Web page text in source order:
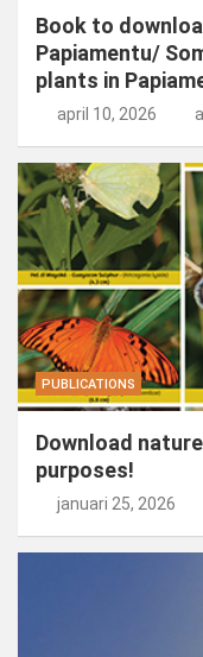
Book to
Papiamentu/
plants in
april 10, 2026
PUBLICATIONS
Download
purposes!
januari 25, 2026